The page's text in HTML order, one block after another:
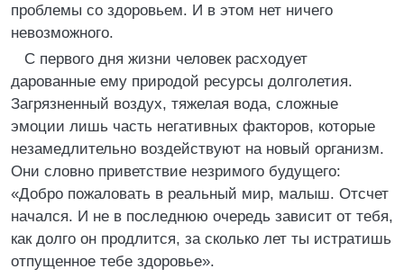
проблемы со здоровьем. И в этом нет ничего
невозможного.
С первого дня жизни человек расходует
дарованные ему природой ресурсы долголетия.
Загрязненный воздух, тяжелая вода, сложные
эмоции лишь часть негативных факторов, которые
незамедлительно воздействуют на новый организм.
Они словно приветствие незримого будущего:
«Добро пожаловать в реальный мир, малыш. Отсчет
начался. И не в последнюю очередь зависит от тебя,
как долго он продлится, за сколько лет ты истратишь
отпущенное тебе здоровье».